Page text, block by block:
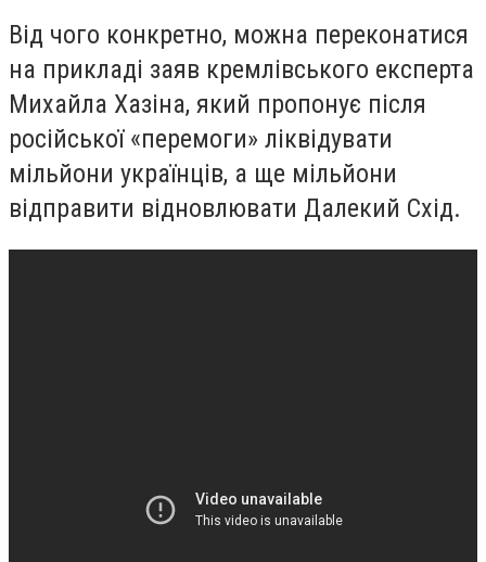
Від чого конкретно, можна переконатися
на прикладі заяв кремлівського експерта
Михайла Хазіна, який пропонує після
російської «перемоги» ліквідувати
мільйони українців, а ще мільйони
відправити відновлювати Далекий Схід.